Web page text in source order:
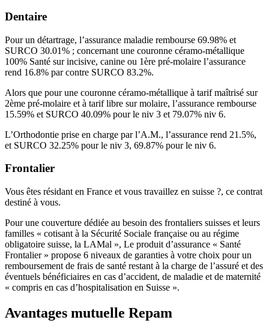
Dentaire
Pour un détartrage, l’assurance maladie rembourse 69.98% et
SURCO 30.01% ; concernant une couronne céramo-métallique
100% Santé sur incisive, canine ou 1ère pré-molaire l’assurance
rend 16.8% par contre SURCO 83.2%.
Alors que pour une couronne céramo-métallique à tarif maîtrisé sur
2ème pré-molaire et à tarif libre sur molaire, l’assurance rembourse
15.59% et SURCO 40.09% pour le niv 3 et 79.07% niv 6.
L’Orthodontie prise en charge par l’A.M., l’assurance rend 21.5%,
et SURCO 32.25% pour le niv 3, 69.87% pour le niv 6.
Frontalier
Vous êtes résidant en France et vous travaillez en suisse ?, ce contrat
destiné à vous.
Pour une couverture dédiée au besoin des frontaliers suisses et leurs
familles « cotisant à la Sécurité Sociale française ou au régime
obligatoire suisse, la LAMal », Le produit d’assurance « Santé
Frontalier » propose 6 niveaux de garanties à votre choix pour un
remboursement de frais de santé restant à la charge de l’assuré et des
éventuels bénéficiaires en cas d’accident, de maladie et de maternité
« compris en cas d’hospitalisation en Suisse ».
Avantages mutuelle Repam